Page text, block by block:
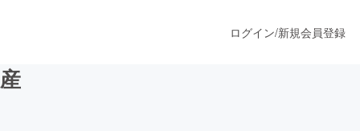
ログイン/新規会員登録